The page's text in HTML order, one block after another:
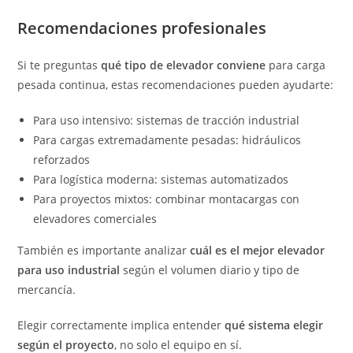
Recomendaciones profesionales
Si te preguntasqué tipo de elevador conviene para carga
pesada continua, estas recomendaciones pueden ayudarte:
Para uso intensivo: sistemas de tracción industrial
Para cargas extremadamente pesadas: hidráulicos
reforzados
Para logística moderna: sistemas automatizados
Para proyectos mixtos: combinar montacargas con
elevadores comerciales
También es importante analizarcuál es el mejor elevador
para uso industrial según el volumen diario y tipo de
mercancía.
Elegir correctamente implica entenderqué sistema elegir
según el proyecto, no solo el equipo en sí.